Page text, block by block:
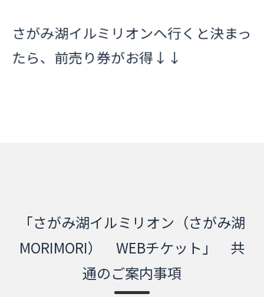
さがみ湖イルミリオンへ行くと決まっ
たら、前売り券がお得↓↓
「さがみ湖イルミリオン（さがみ湖
MORIMORI） WEBチケット」 共
通のご案内事項